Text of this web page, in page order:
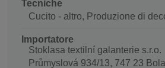
Tecniche
Cucito - altro, Produzione di
Importatore
Stoklasa textilní galanterie s.r.o.
Průmyslová 934/13, 747 23